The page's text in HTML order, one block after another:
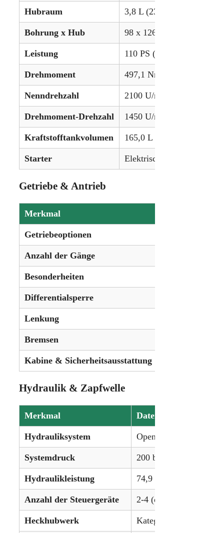
Hubraum 3,8 L (231,9 in³)
Bohrung x Hub 98 x 126 mm (3.86 x 4.96
Leistung 110 PS (82,0 kW)
Drehmoment 497,1 Nm (366,6 lb-ft)
Nenndrehzahl 2100 U/min
Drehmoment-Drehzahl 1450 U/min
Kraftstofftankvolumen 165,0 L (43,6 gal)
Starter Elektrisch, 12V
Getriebe & Antrieb
Merkmal
Getriebeoptionen
Anzahl der Gänge
Besonderheiten
Differentialsperre
Lenkung
Bremsen
Kabine & Sicherheitsausstattung
Hydraulik & Zapfwelle
Merkmal Daten
Hydrauliksystem Open-Center
Systemdruck 200 bar (2900 psi)
Hydraulikleistung 74,9 l/min (19,8 gpm)
Anzahl der Steuergeräte 2-4 (optional)
Heckhubwerk Kategorie III